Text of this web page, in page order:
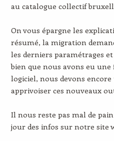
au catalogue collectif
On vous épargne les
résumé, la migration
les derniers paramétrages
bien que nous avons eu
logiciel, nous devons
apprivoiser ces nouveaux
Il nous reste pas mal de
jour des infos sur notre site